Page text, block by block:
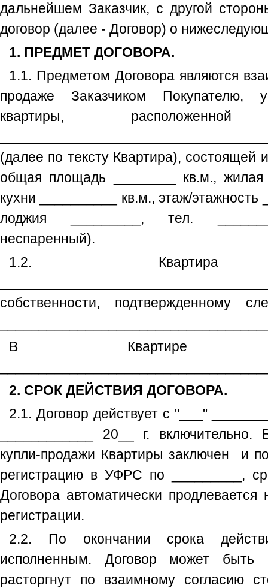
дальнейшем Заказчик, с другой
договор (далее - Договор) о
1. ПРЕДМЕТ ДОГОВОРА.
1.1. Предметом Договора являются
продаже Заказчиком Покупателю,
квартиры,
(далее по тексту Квартира), состоящей
общая площадь ________ кв.м.,
кухни __________ кв.м., этаж/этажность
лоджия _________, тел.
неспаренный).
1.2. Квартира
собственности, подтвержденному
В Квартире
2. СРОК ДЕЙСТВИЯ ДОГОВОРА.
2.1. Договор действует с "___"
____________ 20__ г.
купли-продажи Квартиры заключен и
регистрацию в УФРС по _________,
Договора автоматически продлевается
регистрации.
2.2. По окончании срока
исполненным. Договор может быть
расторгнут по взаимному согласию